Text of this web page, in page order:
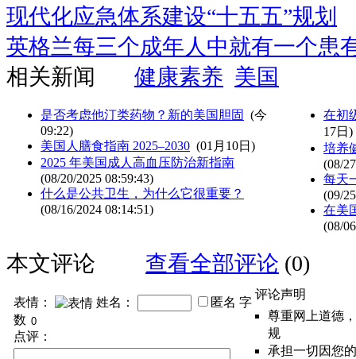
现代化应急体系建设“十五五”规划
英格兰每三个成年人中就有一个患
相关新闻
健康素养 美国
是否考虑他汀类药物？新的美国胆固 (今
09:22)
美国人膳食指南 2025–2030 (01月10日)
2025 年美国成人高血压防治新指南
(08/20/2025 08:59:43)
什么是公共卫生，为什么它很重要？
(08/16/2024 08:14:51)
在初
17日)
培养
(08/
每天
(09/
在美
(08/
本文评论 查看全部评论 (0)
表情： 姓名： 匿名 字
数
点评：
评论声明
尊重网上道德
规
承担一切因您